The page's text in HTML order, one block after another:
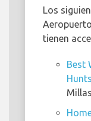
Los
tienen
Best